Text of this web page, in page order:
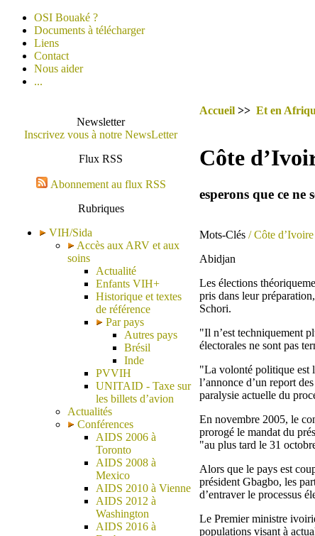
OSI Bouaké ?
Documents à télécharger
Liens
Contact
Nous aider
...
Newsletter
Inscrivez vous à notre NewsLetter
Flux RSS
Abonnement au flux RSS
Rubriques
VIH/Sida
Accès aux ARV et aux
soins
Actualité
Enfants VIH+
Historique et textes
de référence
Par pays
Autres pays
Brésil
Inde
PVVIH
UNITAID - Taxe sur
les billets d’avion
Actualités
Conférences
AIDS 2006 à
Toronto
AIDS 2008 à
Mexico
AIDS 2010 à Vienne
AIDS 2012 à
Washington
AIDS 2016 à
Accueil >> Et en
Côte
esperons que ce ne
Mots-Clés / Côte d’Ivoire
Abidjan
Les élections
pris dans leur
Schori.
"Il n’est techniquement
électorales ne sont pas
"La volonté politique est
l’annonce d’un report
paralysie actuelle du
En novembre 2005, le
prorogé le mandat du
"au plus tard le 31
Alors que le pays est
président Gbagbo, les
d’entraver le processus
Le Premier ministre
populations visant à